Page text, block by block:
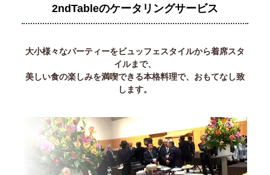
2ndTableのケータリングサービス
大小様々なパーティーをビュッフェスタイルから着席スタ
イルまで、
美しい食の楽しみを満喫できる本格料理で、おもてなし致
します。